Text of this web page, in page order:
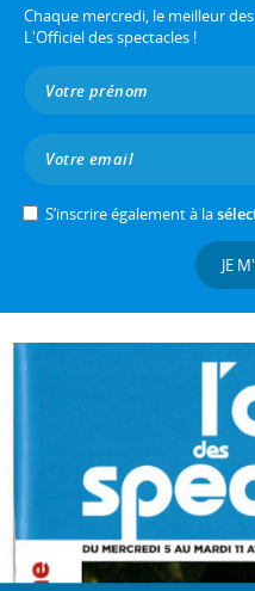
Chaque mercredi, le meilleur
L'Officiel des spectacles !
S’inscrire également à la
JE